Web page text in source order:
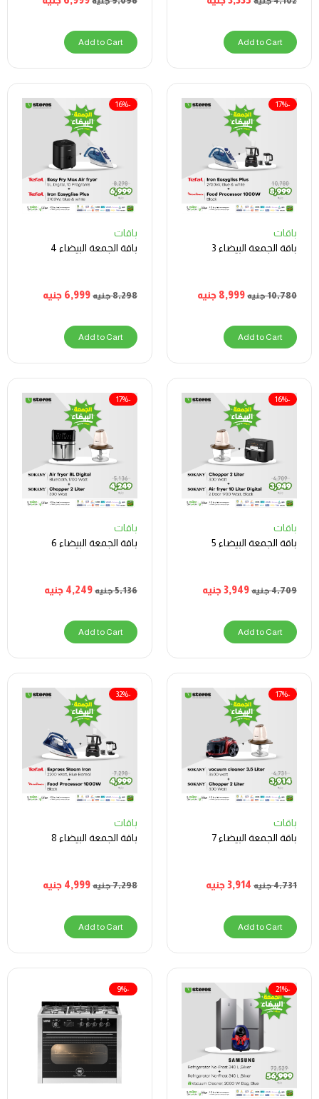
Add to Cart
Add to Cart
باقات
باقة الجمعة البيضاء 3
10,780جنيه 8,999 جنيه
-17%
Add to Cart
باقات
باقة الجمعة البيضاء 4
8,298جنيه 6,999 جنيه
-16%
Add to Cart
باقات
باقة الجمعة البيضاء 5
4,709جنيه 3,949جنيه
-16%
Add to Cart
باقات
باقة الجمعة البيضاء 6
5,136جنيه 4,249 جنيه
-17%
Add to Cart
باقات
باقة الجمعة البيضاء 7
4,731جنيه 3,914جنيه
-17%
Add to Cart
باقات
باقة الجمعة البيضاء 8
7,298جنيه 4,999 جنيه
-32%
Add to Cart
-21%
-9%